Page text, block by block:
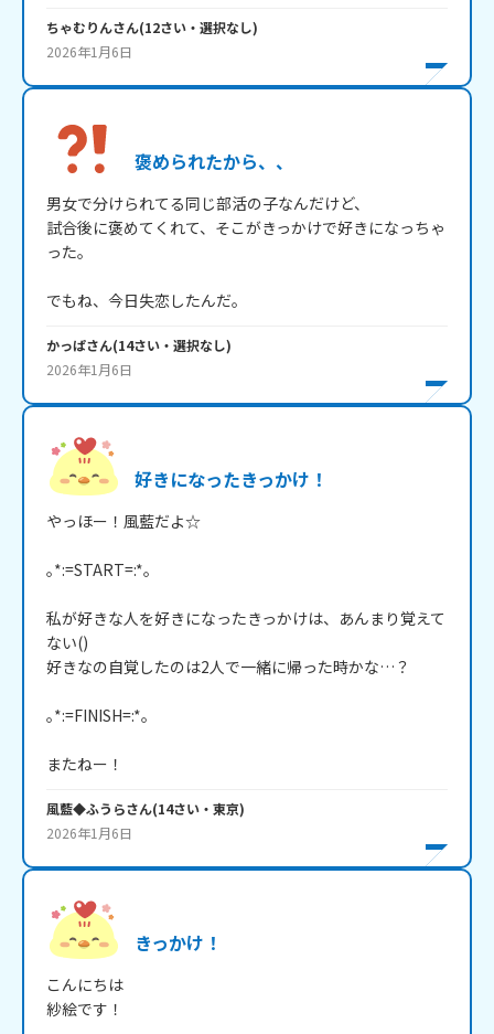
ちゃむりんさん(12さい・ 選択なし)
2026年1月6日
褒められたから、、
男女で分けられてる同じ部活の子なんだけど、
試合後に褒めてくれて、そこがきっかけで好きになっちゃ
った。
でもね、今日失恋したんだ。
かっぱさん(14さい・ 選択なし)
2026年1月6日
好きになったきっかけ！
やっほー！風藍だよ☆
｡*:=START=:*｡
私が好きな人を好きになったきっかけは、あんまり覚えて
ない()
好きなの自覚したのは2人で一緒に帰った時かな…？
｡*:=FINISH=:*｡
またねー！
風藍◆ふうらさん(14さい・ 東京)
2026年1月6日
きっかけ！
こんにちは
紗絵です！